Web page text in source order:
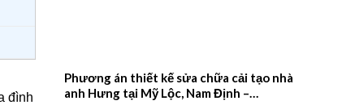
đình
Phương án thiết kế sửa chữa cải tạo nhà
anh Hưng tại Mỹ Lộc, Nam Định –